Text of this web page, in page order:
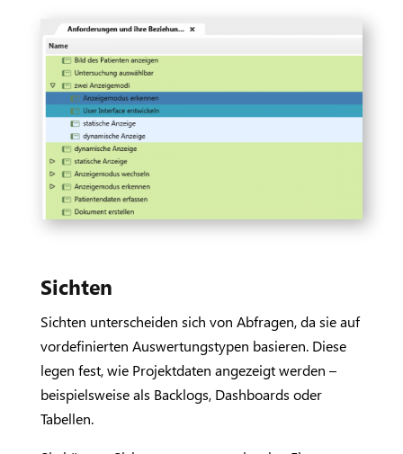
Sichten
Sichten unterscheiden sich von Abfragen, da sie auf
vordefinierten Auswertungstypen basieren. Diese
legen fest, wie Projektdaten angezeigt werden –
beispielsweise als Backlogs, Dashboards oder
Tabellen.